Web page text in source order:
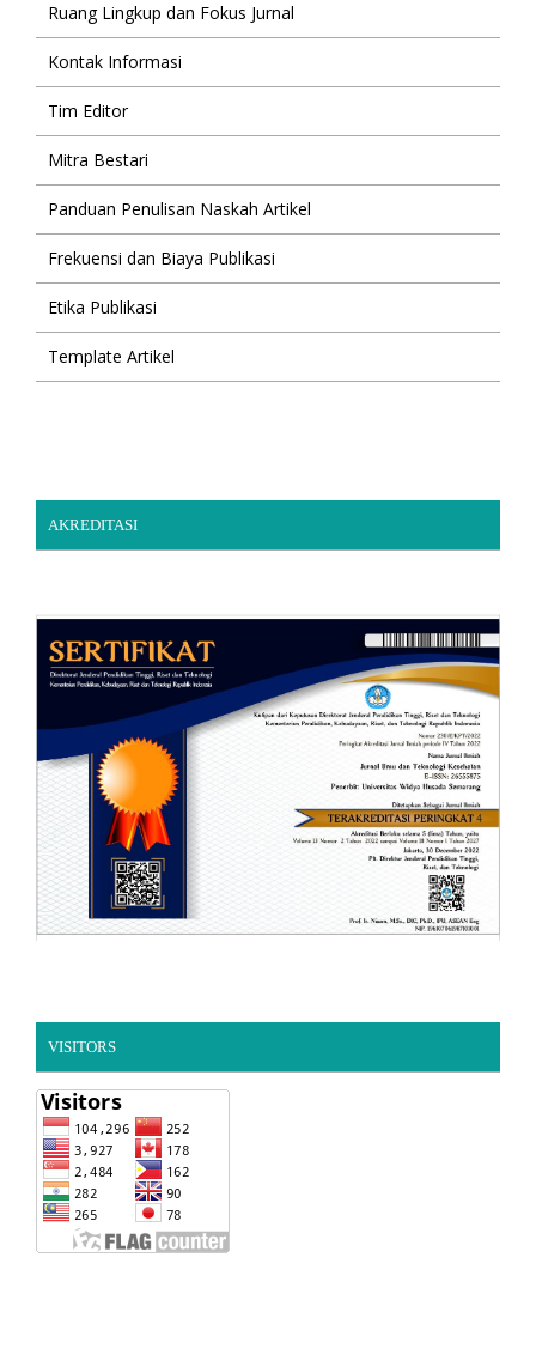
Ruang Lingkup dan Fokus Jurnal
Kontak Informasi
Tim Editor
Mitra Bestari
Panduan Penulisan Naskah Artikel
Frekuensi dan Biaya Publikasi
Etika Publikasi
Template Artikel
AKREDITASI
VISITORS